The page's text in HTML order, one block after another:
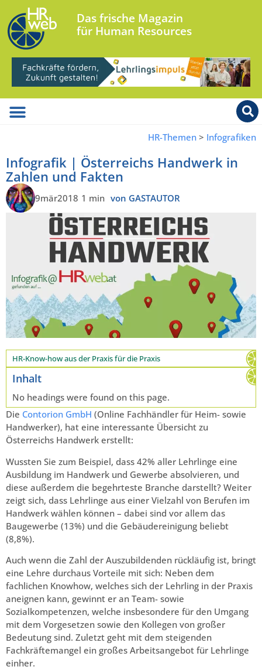
Das frische Magazin
für Human Resources
HR-Themen > Infografiken
Infografik | Österreichs Handwerk in
Zahlen und Fakten
9mär2018 1 min von GASTAUTOR
HR-Know-how aus der Praxis für die Praxis
Inhalt
No headings were found on this page.
Die Contorion GmbH (Online Fachhändler für Heim- sowie
Handwerker), hat eine interessante Übersicht zu
Österreichs Handwerk erstellt:
Wussten Sie zum Beispiel, dass 42% aller Lehrlinge eine
Ausbildung im Handwerk und Gewerbe absolvieren, und
diese außerdem die begehrteste Branche darstellt? Weiter
zeigt sich, dass Lehrlinge aus einer Vielzahl von Berufen im
Handwerk wählen können – dabei sind vor allem das
Baugewerbe (13%) und die Gebäudereinigung beliebt
(8,8%).
Auch wenn die Zahl der Auszubildenden rückläufig ist, bringt
eine Lehre durchaus Vorteile mit sich: Neben dem
fachlichen Knowhow, welches sich der Lehrling in der Praxis
aneignen kann, gewinnt er an Team- sowie
Sozialkompetenzen, welche insbesondere für den Umgang
mit dem Vorgesetzen sowie den Kollegen von großer
Bedeutung sind. Zuletzt geht mit dem steigenden
Fachkräftemangel ein großes Arbeitsangebot für Lehrlinge
einher.